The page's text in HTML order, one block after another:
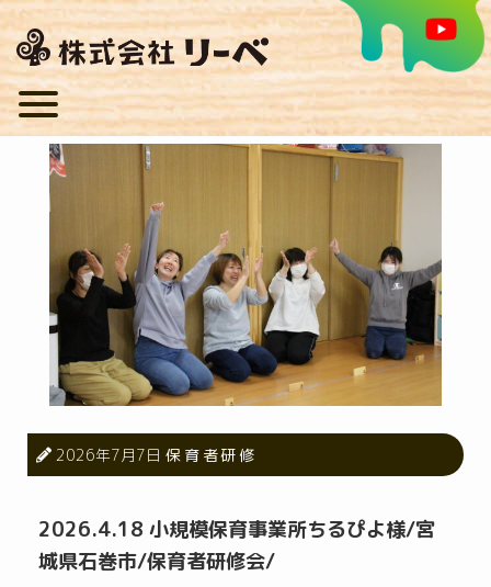
2026年7月7日 保育者研修
2026.4.18 小規模保育事業所ちるぴよ様/宮
城県石巻市/保育者研修会/